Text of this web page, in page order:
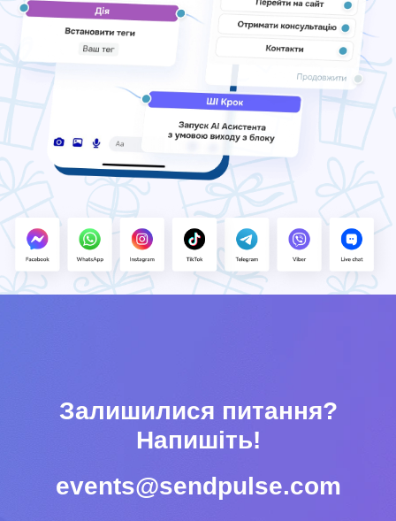
Залишилися питання?
Напишіть!
events@sendpulse.com